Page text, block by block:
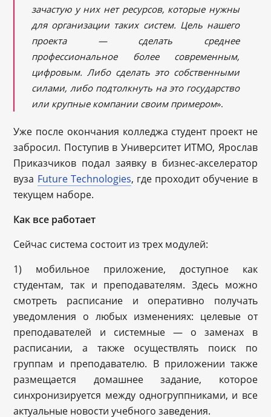
зачастую у них нет ресурсов, которые нужны
для организации таких систем. Цель нашего
проекта — сделать среднее
профессиональное более современным,
цифровым. Либо сделать это собственными
силами, либо подтолкнуть на это государство
или крупные компании своим примером».
Уже после окончания колледжа студент проект не
забросил. Поступив в Университет ИТМО, Ярослав
Приказчиков подал заявку в бизнес-акселератор
вуза Future Technologies, где проходит обучение в
текущем наборе.
Как все работает
Сейчас система состоит из трех модулей:
1) мобильное приложение, доступное как
студентам, так и преподавателям. Здесь можно
смотреть расписание и оперативно получать
уведомления о любых изменениях: целевые от
преподавателей и системные — о заменах в
расписании, а также осуществлять поиск по
группам и преподавателю. В приложении также
размещается домашнее задание, которое
синхронизируется между одногруппниками, и все
актуальные новости учебного заведения.